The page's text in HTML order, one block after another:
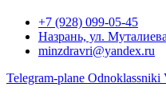
+7 (928) 099-05-45
Назрань, ул.
minzdravri@yandex.ru
Telegram-plane Odnoklassniki